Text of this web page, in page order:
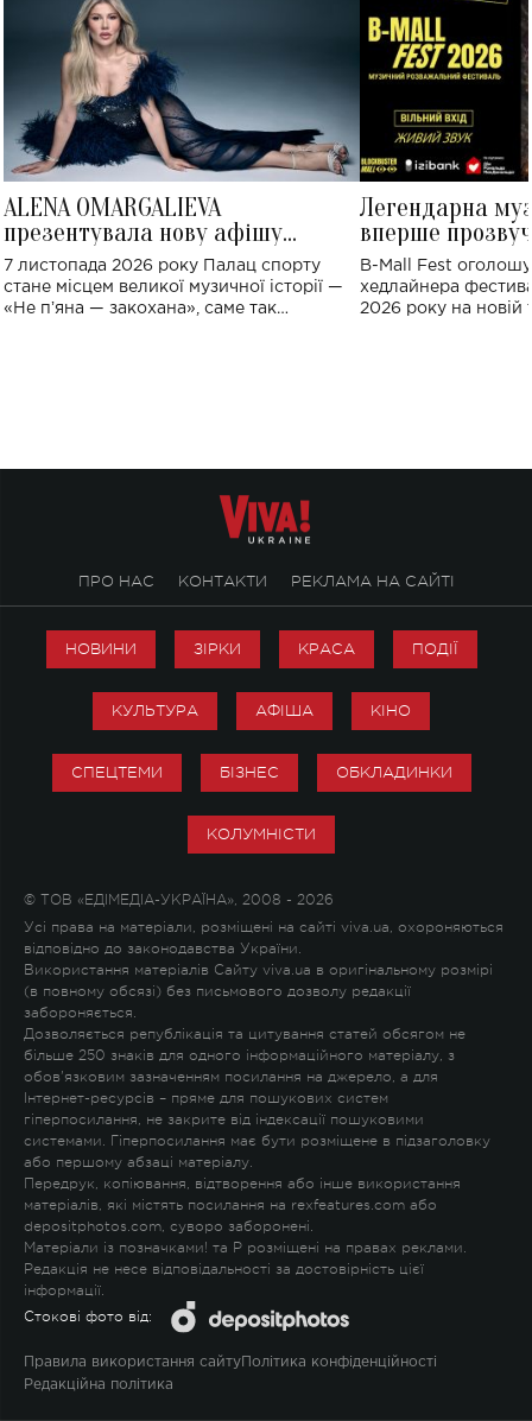
ALENA OMARGALIEVA
презентувала нову афішу
великого концерту в Палаці
спорту
7 листопада 2026 року Палац спорту
стане місцем великої музичної історії —
«Не пʼяна — закохана», саме так
Легендарна
вперше
Україні: де
B-Mall Fest
хедлайнера
2026 року на новій
ПРО НАС КОНТАКТИ РЕКЛАМА НА САЙТІ
НОВИНИ ЗІРКИ КРАСА ПОДІЇ
КУЛЬТУРА АФІША КІНО
СПЕЦТЕМИ БІЗНЕС ОБКЛАДИНКИ
КОЛУМНІСТИ
© ТОВ «ЕДІМЕДІА-УКРАЇНА», 2008 - 2026
Усі права на матеріали, розміщені на сайті viva.ua, охороняються
відповідно до законодавства України.
Використання матеріалів Сайту viva.ua в оригінальному розмірі
(в повному обсязі) без письмового дозволу редакції
забороняється.
Дозволяється републікація та цитування статей обсягом не
більше 250 знаків для одного інформаційного матеріалу, з
обов'язковим зазначенням посилання на джерело, а для
Інтернет-ресурсів – пряме для пошукових систем
гіперпосилання, не закрите від індексації пошуковими
системами. Гіперпосилання має бути розміщене в підзаголовку
або першому абзаці матеріалу.
Передрук, копіювання, відтворення або інше використання
матеріалів, які містять посилання на rexfeatures.com або
depositphotos.com, суворо заборонені.
Матеріали із позначками! та P розміщені на правах реклами.
Редакція не несе відповідальності за достовірність цієї
інформації.
Стокові фото від:
Правила використання сайту Політика конфіденційності
Редакційна політика